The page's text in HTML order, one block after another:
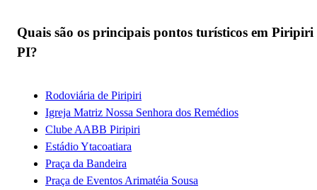
Quais são os principais pontos turísticos em Piripiri
PI?
Rodoviária de Piripiri
Igreja Matriz Nossa Senhora dos Remédios
Clube AABB Piripiri
Estádio Ytacoatiara
Praça da Bandeira
Praça de Eventos Arimatéia Sousa